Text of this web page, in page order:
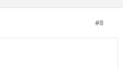
#8